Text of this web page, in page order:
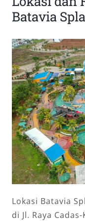
Batavia
Lokasi Batavia
di Jl. Raya